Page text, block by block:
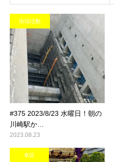
街頭活動
#375 2023/8/23 水曜日！朝の
川崎駅か…
2023.08.23
幸区